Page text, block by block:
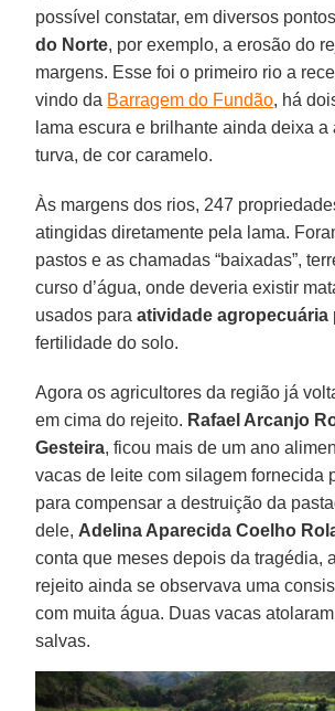
possível constatar, em diversos
do Norte, por exemplo, a erosão do
margens. Esse foi o primeiro rio a
vindo da Barragem do Fundão, há
lama escura e brilhante ainda deixa a
turva, de cor caramelo.
Às margens dos rios, 247
atingidas diretamente pela lama.
pastos e as chamadas “baixadas”,
curso d’água, onde deveria existir
usados paraatividade agropecuária
fertilidade do solo.
Agora os agricultores da região já
em cima do rejeito. Rafael Arcanjo
Gesteira, ficou mais de um ano
vacas de leite com silagem fornecida
para compensar a destruição da
dele, Adelina Aparecida Coelho
conta que meses depois da tragédia,
rejeito ainda se observava uma
com muita água. Duas vacas
salvas.